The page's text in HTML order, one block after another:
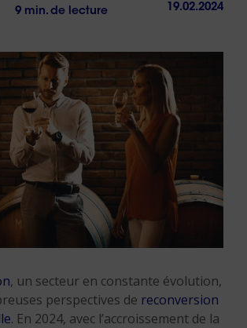
9 min. de lecture 19.02.2024
, un secteur en constante évolution,
perspectives de reconversion
. En 2024, avec l’accroissement de la